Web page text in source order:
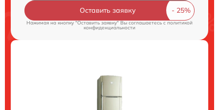
Оставить заявку
Нажимая на кнопку "Оставить заявку" Вы соглашаетесь cполитикой
конфиденциальности